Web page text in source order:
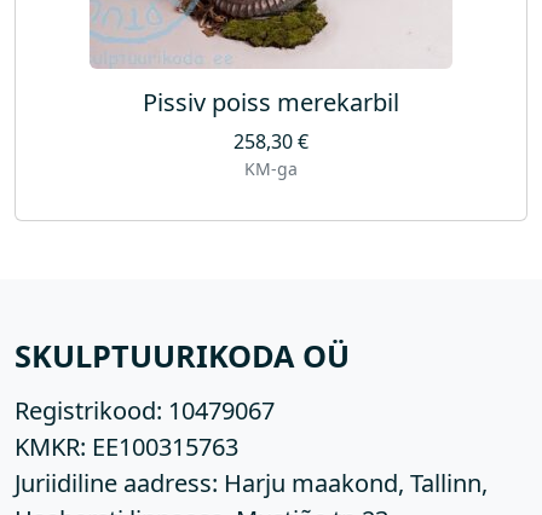
Pissiv poiss merekarbil
258,30€
KM-ga
SKULPTUURIKODA OÜ
Registrikood: 10479067
KMKR: EE100315763
Juriidiline aadress: Harju maakond, Tallinn,